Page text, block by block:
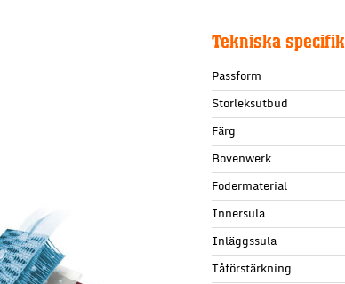
Tekniska
Passform
Storleksutbud
Färg
Bovenwerk
Fodermaterial
Innersula
Inläggssula
Tåförstärkning